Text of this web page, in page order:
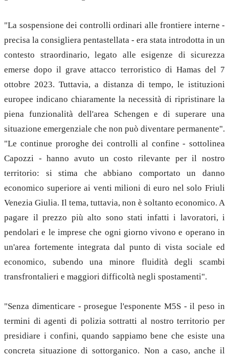
"La sospensione dei controlli ordinari alle frontiere interne -
precisa la consigliera pentastellata - era stata introdotta in un
contesto straordinario, legato alle esigenze di sicurezza
emerse dopo il grave attacco terroristico di Hamas del 7
ottobre 2023. Tuttavia, a distanza di tempo, le istituzioni
europee indicano chiaramente la necessità di ripristinare la
piena funzionalità dell'area Schengen e di superare una
situazione emergenziale che non può diventare permanente".
"Le continue proroghe dei controlli al confine - sottolinea
Capozzi - hanno avuto un costo rilevante per il nostro
territorio: si stima che abbiano comportato un danno
economico superiore ai venti milioni di euro nel solo Friuli
Venezia Giulia. Il tema, tuttavia, non è soltanto economico. A
pagare il prezzo più alto sono stati infatti i lavoratori, i
pendolari e le imprese che ogni giorno vivono e operano in
un'area fortemente integrata dal punto di vista sociale ed
economico, subendo una minore fluidità degli scambi
transfrontalieri e maggiori difficoltà negli spostamenti".
"Senza dimenticare - prosegue l'esponente M5S - il peso in
termini di agenti di polizia sottratti al nostro territorio per
presidiare i confini, quando sappiamo bene che esiste una
concreta situazione di sottorganico. Non a caso, anche il